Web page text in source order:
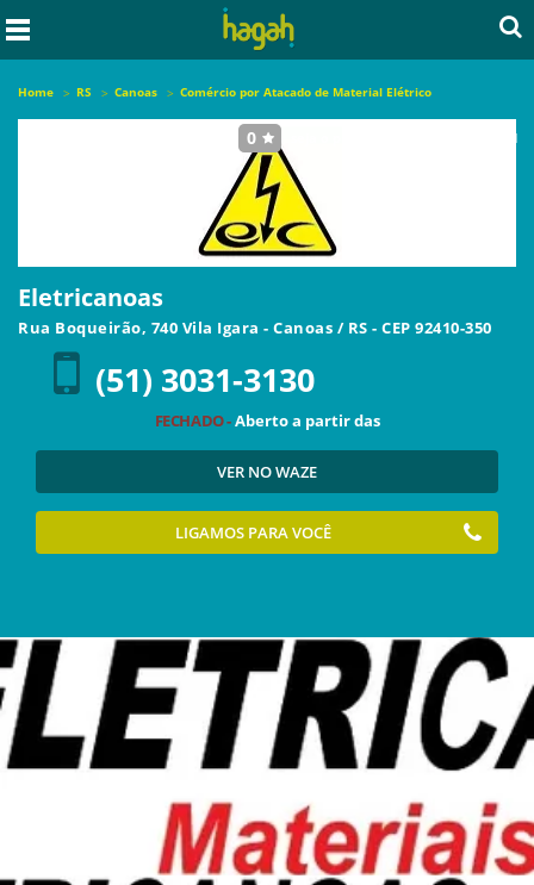
Home RS Canoas Comércio por Atacado de Material Elétrico
0 seja o primeiro a avaliar este local
Eletricanoas
Rua Boqueirão, 740 Vila Igara - Canoas / RS - CEP 92410-350
(51) 3031-3130
FECHADO -Aberto a partir das
VER NO WAZE
LIGAMOS PARA VOCÊ